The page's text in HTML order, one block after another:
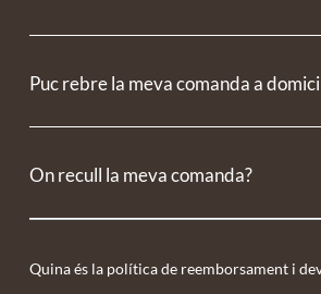
Puc rebre la meva comanda a
On recull la meva comanda?
Quina és la política de reemborsament i